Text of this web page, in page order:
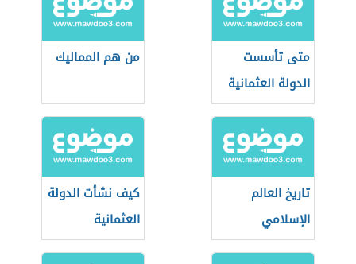
متى تأسست
الدولة العثمانية
من هم المماليك
تاريخ العالم
الإسلامي
كيف نشأت الدولة
العثمانية